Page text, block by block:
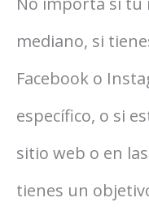
mediano, si
Facebook o
específico, o si
sitio web o en
tienes un